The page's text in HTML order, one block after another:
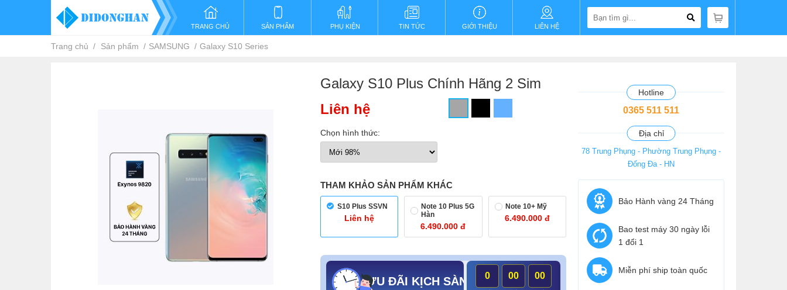
TRANG CHỦ SẢN PHẨM PHỤ KIỆN TIN TỨC GIỚI THIỆU LIÊN HỆ
Trang chủ Sản phẩm SAMSUNG Galaxy S10 Series
Galaxy S10 Plus Chính Hãng 2 Sim
Liên hệ
Chọn hình thức:
THAM KHẢO SẢN PHẨM KHÁC
S10 Plus SSVN
Liên hệ
Note 10 Plus 5G
Hàn
6.490.000 đ
Note 10+ Mỹ
6.490.000 đ
ƯU ĐÃI KỊCH SÀN - RINH NGÀN QUÀ KHỦNG
0 00 00
Hotline
0365 511 511
Địa chỉ
78 Trung Phụng - Phường Trung Phụng -
Đống Đa - HN
Bảo Hành vàng 24 Tháng
Bao test máy 30 ngày lỗi
1 đổi 1
Miễn phí ship toàn quốc